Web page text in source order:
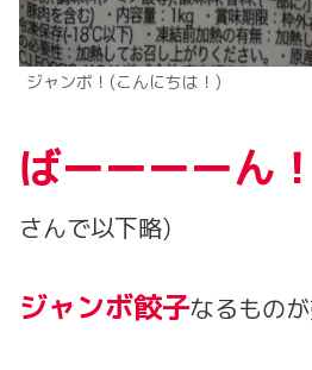
ジャンボ！(こんにちは！)
ばーーーーん
さんで以下略)
ジャンボ餃子なるもの